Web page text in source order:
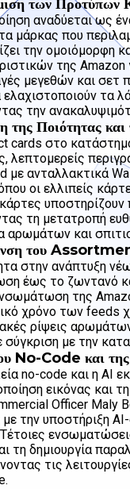
των Προτύπων
αναδύεται ως
μάρκας που
την ομοιόμορφη
της
μεγεθών και σετ
τα
την
της Ποιότητας
cards στο
λεπτομερείς
με ανταλλακτικά
οι ελλιπείς
τη μετατροπή
αρωμάτων και
του
στην ανάπτυξη
έως το ζωντανό
της
χρόνο των feeds
ρίψεις
σύγκριση με την
No-Code και
no-code και η AI
εικόνας και
Officer Maly
την υποστήριξη
τη δημιουργία
τις